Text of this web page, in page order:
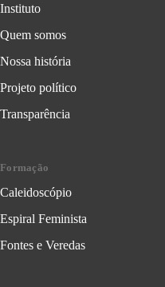
Instituto
Quem somos
Nossa história
Projeto político
Transparência
Formação
Caleidoscópio
Espiral Feminista
Fontes e Veredas